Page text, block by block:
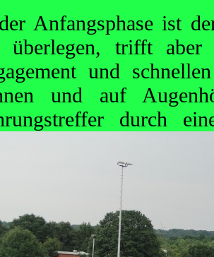
Anfangsphase ist
überlegen, trifft
und
und auf
durch